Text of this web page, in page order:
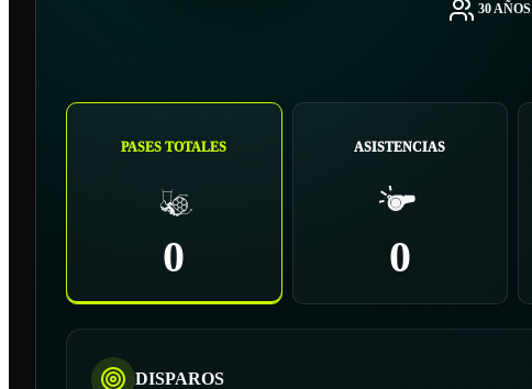
30 AÑOS
PASES TOTALES
0
ASISTENCIAS
0
DISPAROS